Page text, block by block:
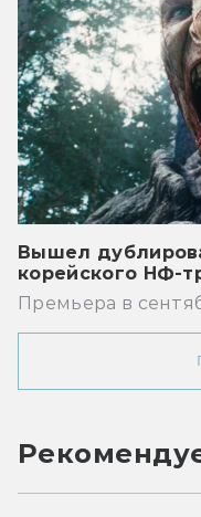
Вышел
корейского НФ-
Премьера в